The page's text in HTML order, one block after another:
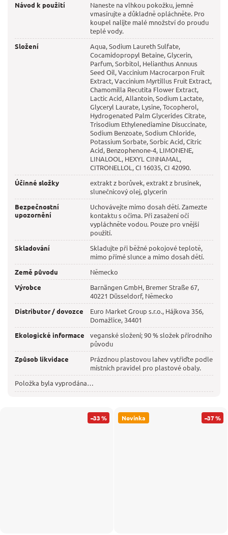
Návod k použití
Naneste na vlhkou pokožku, jemně
vmasírujte a důkladně opláchněte. Pro
koupel nalijte malé množství do proudu
teplé vody.
Složení
Aqua, Sodium Laureth Sulfate,
Cocamidopropyl Betaine, Glycerin,
Parfum, Sorbitol, Helianthus Annuus
Seed Oil, Vaccinium Macrocarpon Fruit
Extract, Vaccinium Myrtillus Fruit Extract,
Chamomilla Recutita Flower Extract,
Lactic Acid, Allantoin, Sodium Lactate,
Glyceryl Laurate, Lysine, Tocopherol,
Hydrogenated Palm Glycerides Citrate,
Trisodium Ethylenediamine Disuccinate,
Sodium Benzoate, Sodium Chloride,
Potassium Sorbate, Sorbic Acid, Citric
Acid, Benzophenone-4, LIMONENE,
LINALOOL, HEXYL CINNAMAL,
CITRONELLOL, CI 16035, CI 42090.
Účinné složky
extrakt z borůvek, extrakt z brusinek,
slunečnicový olej, glycerin
Bezpečnostní
upozornění
Uchovávejte mimo dosah dětí. Zamezte
kontaktu s očima. Při zasažení očí
vypláchněte vodou. Pouze pro vnější
použití.
Skladování
Skladujte při běžné pokojové teplotě,
mimo přímé slunce a mimo dosah dětí.
Země původu
Německo
Výrobce
Barnängen GmbH, Bremer Straße 67,
40221 Düsseldorf, Německo
Distributor / dovozce
Euro Market Group s.r.o., Hájkova 356,
Domažlice, 34401
Ekologické informace
veganské složení; 90 % složek přírodního
původu
Způsob likvidace
Prázdnou plastovou lahev vytřiďte podle
místních pravidel pro plastové obaly.
Položka byla vyprodána…
–33 % Novinka –37 %